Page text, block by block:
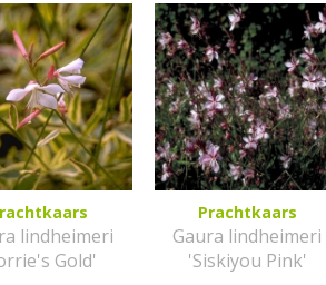
lindheimeri
Gold'
Prachtkaars
Gaura lindheimeri
'Siskiyou Pink'